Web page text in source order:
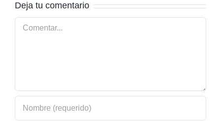
Deja tu comentario
Comentar